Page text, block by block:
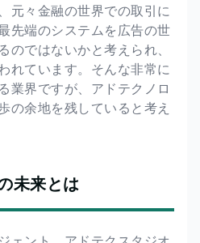
元々金融の世界での取引に
先端のシステムを広告の世
のではないかと考えられ、
れています。そんな非常に
業界ですが、アドテクノロ
の余地を残していると考え
未来とは